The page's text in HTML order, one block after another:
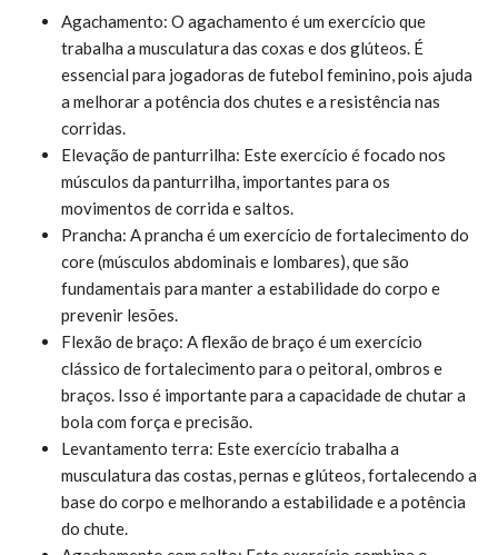
Agachamento: O agachamento é um exercício que
trabalha a musculatura das coxas e dos glúteos. É
essencial para jogadoras de futebol feminino, pois ajuda
a melhorar a potência dos chutes e a resistência nas
corridas.
Elevação de panturrilha: Este exercício é focado nos
músculos da panturrilha, importantes para os
movimentos de corrida e saltos.
Prancha: A prancha é um exercício de fortalecimento do
core (músculos abdominais e lombares), que são
fundamentais para manter a estabilidade do corpo e
prevenir lesões.
Flexão de braço: A flexão de braço é um exercício
clássico de fortalecimento para o peitoral, ombros e
braços. Isso é importante para a capacidade de chutar a
bola com força e precisão.
Levantamento terra: Este exercício trabalha a
musculatura das costas, pernas e glúteos, fortalecendo a
base do corpo e melhorando a estabilidade e a potência
do chute.